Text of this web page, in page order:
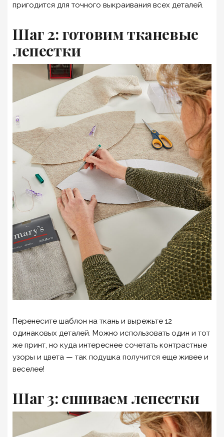
пригодится для точного выкраивания всех деталей.
Шаг 2: готовим тканевые
лепестки
Перенесите шаблон на ткань и вырежьте 12
одинаковых деталей. Можно использовать один и тот
же принт, но куда интереснее сочетать контрастные
узоры и цвета — так подушка получится еще живее и
веселее!
Шаг 3: сшиваем лепестки